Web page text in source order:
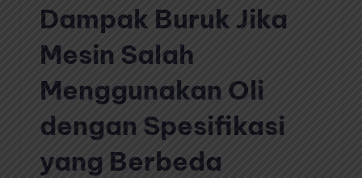
Dampak Buruk Jika
Mesin Salah
Menggunakan Oli
dengan Spesifikasi
yang Berbeda